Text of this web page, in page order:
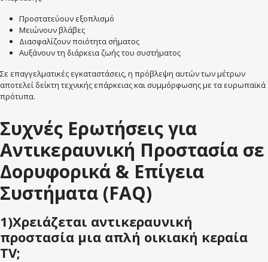
Προστατεύουν εξοπλισμό
Μειώνουν βλάβες
Διασφαλίζουν ποιότητα σήματος
Αυξάνουν τη διάρκεια ζωής του συστήματος
Σε επαγγελματικές εγκαταστάσεις, η πρόβλεψη αυτών των μέτρων
αποτελεί δείκτη τεχνικής επάρκειας και συμμόρφωσης με τα ευρωπαϊκά
πρότυπα.
Συχνές Ερωτήσεις για
Αντικεραυνική Προστασία σε
Δορυφορικά & Επίγεια
Συστήματα (FAQ)
1)Χρειάζεται αντικεραυνική
προστασία μια απλή οικιακή κεραία
TV;